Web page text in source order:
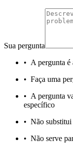
Sua pergunta
• A pergunta é
• Faça uma
• A pergunta
específico
• Não substitui
• Não serve